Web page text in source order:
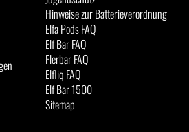
Hinweise zur Batterieverordnung
Elfa Pods FAQ
Elf Bar FAQ
Flerbar FAQ
Elfliq FAQ
Elf Bar 1500
Sitemap